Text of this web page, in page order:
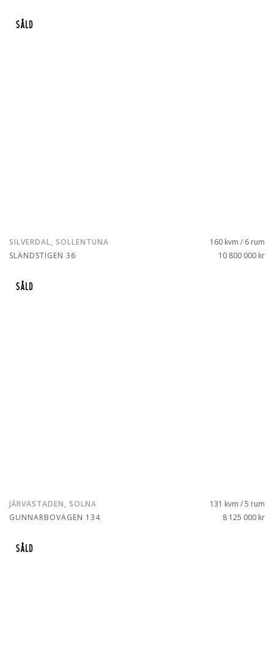
SÅLD
SILVERDAL, SOLLENTUNA
SLÄNDSTIGEN 36
160 kvm / 6 rum
10 800 000 kr
SÅLD
JÄRVASTADEN, SOLNA
GUNNARBOVÄGEN 134
131 kvm / 5 rum
8 125 000 kr
SÅLD